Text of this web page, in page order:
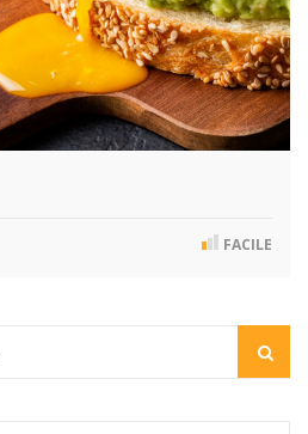
FACILE